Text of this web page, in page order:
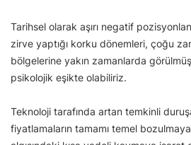
Tarihsel olarak aşırı negatif
zirve yaptığı korku dönemleri, çoğu
bölgelerine yakın zamanlarda
psikolojik eşikte olabiliriz.
Teknoloji tarafında artan temkinli
fiyatlamaların tamamı temel